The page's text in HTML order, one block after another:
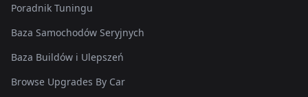
Poradnik Tuningu
Baza Samochodów Seryjnych
Baza Buildów i Ulepszeń
Browse Upgrades By Car